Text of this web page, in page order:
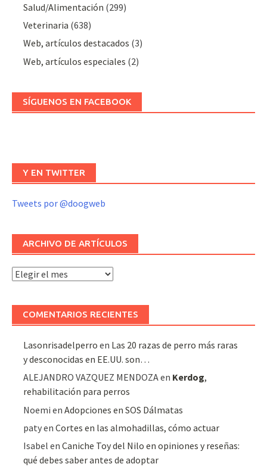
Salud/Alimentación (299)
Veterinaria (638)
Web, artículos destacados (3)
Web, artículos especiales (2)
SÍGUENOS EN FACEBOOK
Y EN TWITTER
Tweets por @doogweb
ARCHIVO DE ARTÍCULOS
Archivo
COMENTARIOS RECIENTES
Lasonrisadelperro en Las 20 razas de perro más raras
y desconocidas en EE.UU. son…
ALEJANDRO VAZQUEZ MENDOZAen Kerdog,
rehabilitación para perros
Noemi enAdopciones en SOS Dálmatas
patyenCortes en las almohadillas, cómo actuar
Isabel enCaniche Toy del Nilo en opiniones y reseñas:
qué debes saber antes de adoptar